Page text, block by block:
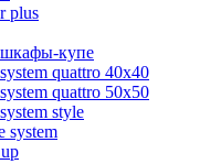
plus
купе
quattro 40x40
quattro 50x50
style
system